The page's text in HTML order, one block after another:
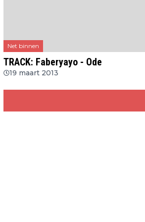
Net binnen
TRACK: Faberyayo - Ode
19 maart 2013